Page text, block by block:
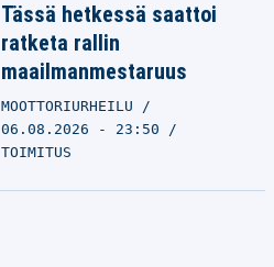
Tässä hetkessä saattoi
ratketa rallin
maailmanmestaruus
MOOTTORIURHEILU
06.08.2026 - 23:50
TOIMITUS